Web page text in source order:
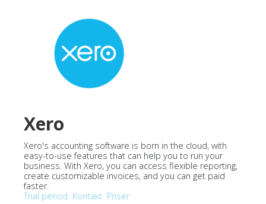
Xero
Xero's accounting software is born in the cloud, with
easy-to-use features that can help you to run your
business. With Xero, you can access flexible reporting,
create customizable invoices, and you can get paid
faster.
Trial period Kontakt Priser